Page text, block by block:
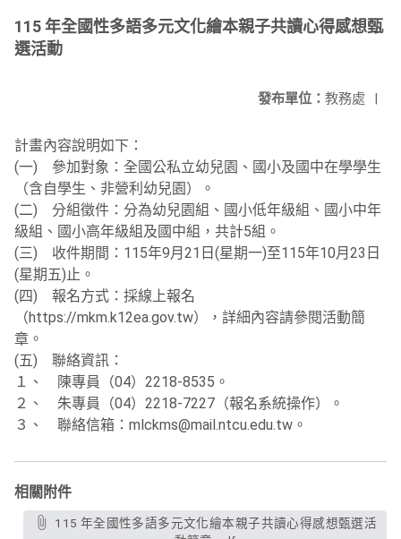
115 年全國性多語多元文化繪本親子共讀心得感想甄
選活動
發布單位： 教務處 |
計畫內容說明如下：
(一) 參加對象：全國公私立幼兒園、國小及國中在學學生
（含自學生、非營利幼兒園）。
(二) 分組徵件：分為幼兒園組、國小低年級組、國小中年
級組、國小高年級組及國中組，共計5組。
(三) 收件期間：115年9月21日(星期一)至115年10月23日
(星期五)止。
(四) 報名方式：採線上報名
（https://mkm.k12ea.gov.tw），詳細內容請參閱活動簡
章。
(五) 聯絡資訊：
１、 陳專員（04）2218-8535。
２、 朱專員（04）2218-7227（報名系統操作）。
３、 聯絡信箱：mlckms@mail.ntcu.edu.tw。
相關附件